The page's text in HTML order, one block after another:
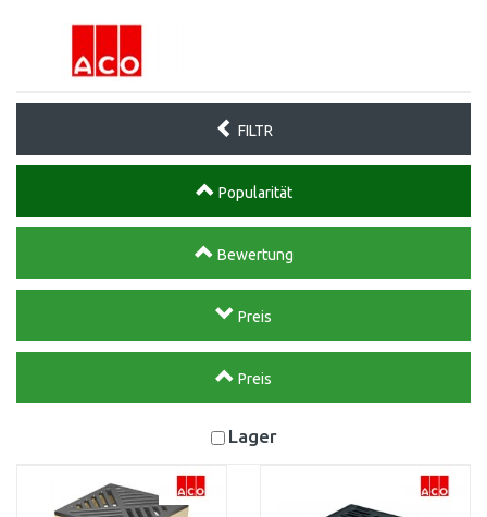
FILTR
Popularität
Bewertung
Preis
Preis
Lager